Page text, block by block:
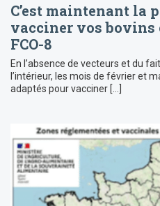
C’est maintenant la
vacciner vos bovins
FCO-8
En l’absence de vecteurs et du
l’intérieur, les mois de février et
adaptés pour vacciner […]